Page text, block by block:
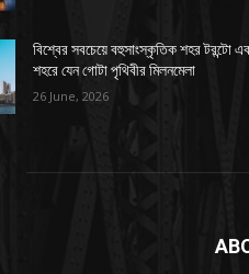
বিশ্বের সবচেয়ে বহুসাংস্কৃতিক শহর টরন্টো
শহরে যেন গোটা পৃথিবীর মিলনমেলা
26 June, 2026